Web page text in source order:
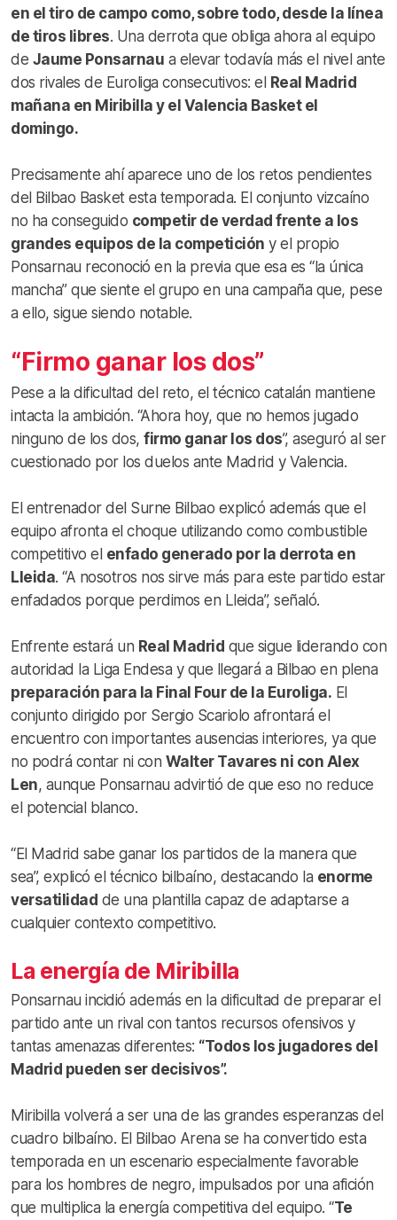
en el tiro de campo como, sobre todo, desde la línea
de tiros libres. Una derrota que obliga ahora al equipo
de Jaume Ponsarnau a elevar todavía más el nivel ante
dos rivales de Euroliga consecutivos: el Real Madrid
mañana en Miribilla y el Valencia Basket el
domingo.
Precisamente ahí aparece uno de los retos pendientes
del Bilbao Basket esta temporada. El conjunto vizcaíno
no ha conseguido competir de verdad frente a los
grandes equipos de la competición y el propio
Ponsarnau reconoció en la previa que esa es “la única
mancha” que siente el grupo en una campaña que, pese
a ello, sigue siendo notable.
“Firmo ganar los dos”
Pese a la dificultad del reto, el técnico catalán mantiene
intacta la ambición. “Ahora hoy, que no hemos jugado
ninguno de los dos, firmo ganar los dos”, aseguró al ser
cuestionado por los duelos ante Madrid y Valencia.
El entrenador del Surne Bilbao explicó además que el
equipo afronta el choque utilizando como combustible
competitivo el enfado generado por la derrota en
Lleida. “A nosotros nos sirve más para este partido estar
enfadados porque perdimos en Lleida”, señaló.
Enfrente estará un Real Madrid que sigue liderando con
autoridad la Liga Endesa y que llegará a Bilbao en plena
preparación para la Final Four de la Euroliga. El
conjunto dirigido por Sergio Scariolo afrontará el
encuentro con importantes ausencias interiores, ya que
no podrá contar ni con Walter Tavares ni con Alex
Len, aunque Ponsarnau advirtió de que eso no reduce
el potencial blanco.
“El Madrid sabe ganar los partidos de la manera que
sea”, explicó el técnico bilbaíno, destacando la enorme
versatilidad de una plantilla capaz de adaptarse a
cualquier contexto competitivo.
La energía de Miribilla
Ponsarnau incidió además en la dificultad de preparar el
partido ante un rival con tantos recursos ofensivos y
tantas amenazas diferentes: “Todos los jugadores del
Madrid pueden ser decisivos”.
Miribilla volverá a ser una de las grandes esperanzas del
cuadro bilbaíno. El Bilbao Arena se ha convertido esta
temporada en un escenario especialmente favorable
para los hombres de negro, impulsados por una afición
que multiplica la energía competitiva del equipo. “Te